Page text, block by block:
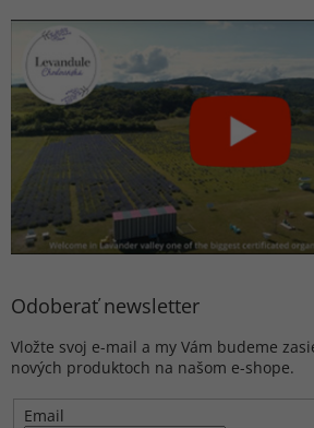
Odoberať newsletter
Vložte svoj e-mail a my Vám budeme
nových produktoch na našom e-shope.
Email